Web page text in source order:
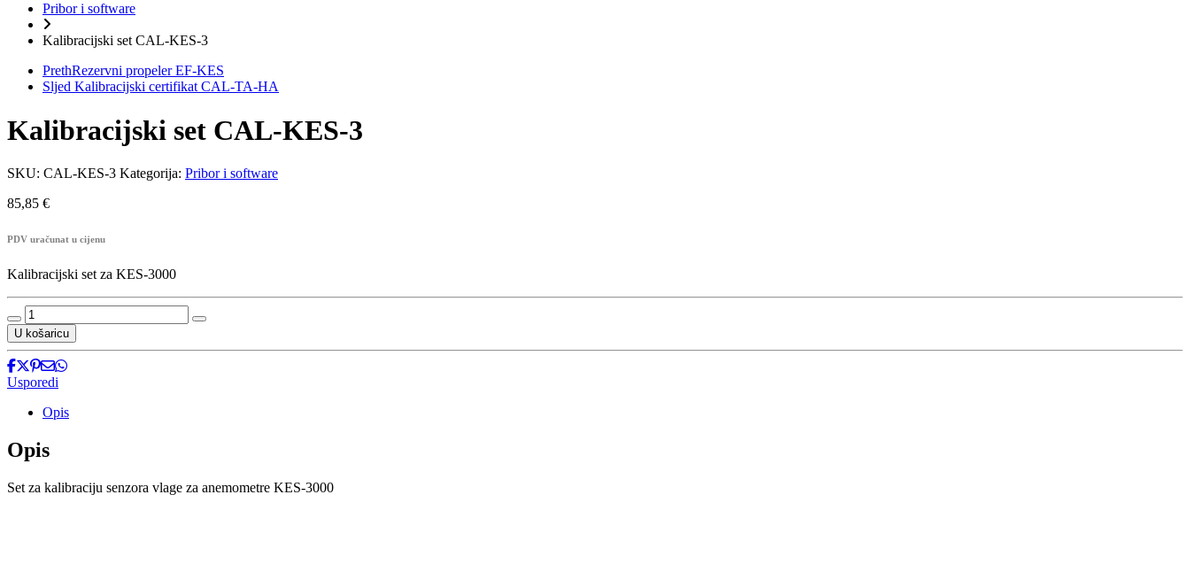
Pribor i software
Kalibracijski set CAL-KES-3
PrethRezervni propeler EF-KES
Sljed Kalibracijski certifikat CAL-TA-HA
Kalibracijski set CAL-KES-3
SKU: CAL-KES-3 Kategorija: Pribor i software
85,85 €
PDV uračunat u cijenu
Kalibracijski set za KES-3000
Kalibracijski
set
CAL-
KES-
3
količina
U košaricu
Usporedi
Opis
Opis
Set za kalibraciju senzora vlage za anemometre KES-3000